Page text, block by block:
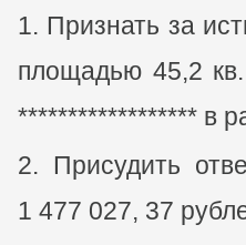
Признать за
площадью 45,2
****************** в
Присудить
1 477 027, 37